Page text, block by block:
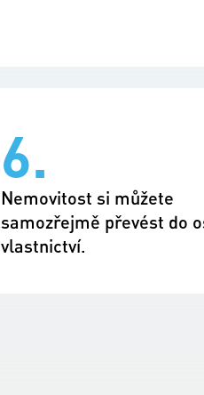
6.
Nemovitost si můžete
samozřejmě převést do
vlastnictví.